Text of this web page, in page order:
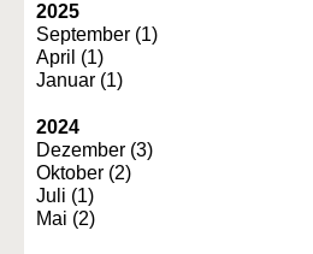
2025
September (1)
April (1)
Januar (1)
2024
Dezember (3)
Oktober (2)
Juli (1)
Mai (2)